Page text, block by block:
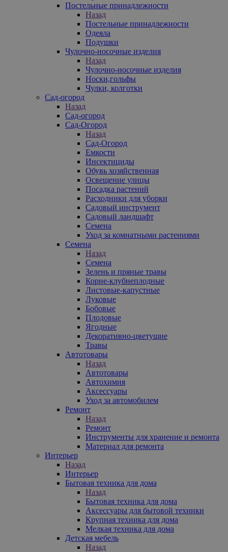
Постельные принадлежности
Назад
Постельные принадлежности
Одеяла
Подушки
Чулочно-носочные изделия
Назад
Чулочно-носочные изделия
Носки,гольфы
Чулки, колготки
Сад-огород
Назад
Сад-огород
Сад-Огород
Назад
Сад-Огород
Емкости
Инсектициды
Обувь хозяйственная
Освещение улицы
Посадка растений
Расходники для уборки
Садовый инструмент
Садовый ландшафт
Семена
Уход за комнатными растениями
Семена
Назад
Семена
Зелень и пряные травы
Корне-клубнеплодные
Листовые-капустные
Луковые
Бобовые
Плодовые
Ягодные
Декоративно-цветущие
Травы
Автотовары
Назад
Автотовары
Автохимия
Аксессуары
Уход за автомобилем
Ремонт
Назад
Ремонт
Инструменты для хранение и ремонта
Материал для ремонта
Интерьер
Назад
Интерьер
Бытовая техника для дома
Назад
Бытовая техника для дома
Аксессуары для бытовой техники
Крупная техника для дома
Мелкая техника для дома
Детская мебель
Назад